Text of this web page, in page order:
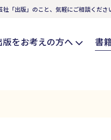
「出版」のこと、気軽にご相談くださ
版をお考えの方へ 書